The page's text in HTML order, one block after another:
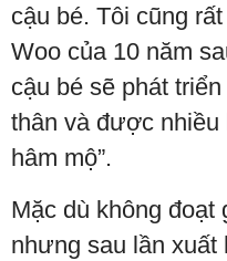
cậu bé. Tôi cũng
Woo của 10 năm
cậu bé sẽ phát
thân và được nhiều
hâm mộ”.
Mặc dù không đoạt
nhưng sau lần xuất